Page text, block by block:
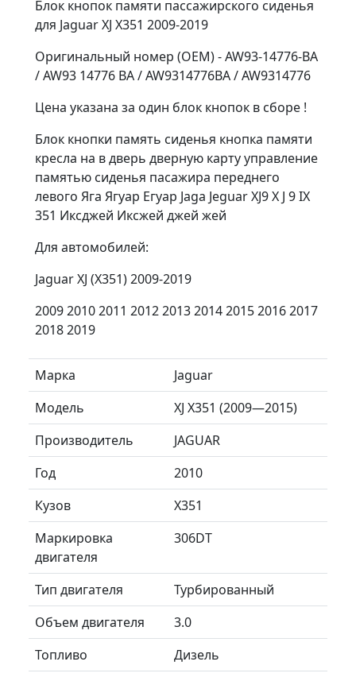
Блок кнопок памяти пассажирского сиденья
для Jaguar XJ X351 2009-2019
Оригинальный номер (OEM) - AW93-14776-BA
/ AW93 14776 BA / AW9314776BA / AW9314776
Цена указана за один блок кнопок в сборе !
Блок кнопки память сиденья кнопка памяти
кресла на в дверь дверную карту управление
памятью сиденья пасажира переднего
левого Яга Ягуар Егуар Jaga Jeguar XJ9 X J 9 IX
351 Иксджей Иксжей джей жей
Для автомобилей:
Jaguar XJ (X351) 2009-2019
2009 2010 2011 2012 2013 2014 2015 2016 2017
2018 2019
Марка
Jaguar
Модель
XJ X351 (2009—2015)
Производитель
JAGUAR
Год
2010
Кузов
X351
Маркировка
двигателя
306DT
Тип двигателя
Турбированный
Объем двигателя
3.0
Топливо
Дизель